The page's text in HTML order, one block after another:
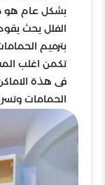
بشكل عام هو
الفلل يحث
بترميم
تكمن اغلب
فى هذة
الحمامات